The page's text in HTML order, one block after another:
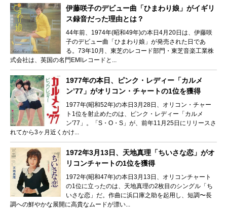
伊藤咲子のデビュー曲「ひまわり娘」がイギリ
ス録音だった理由とは？
44年前、1974年(昭和49年)の本日4月20日は、伊藤咲
子のデビュー曲「ひまわり娘」が発売された日であ
る。73年10月、東芝のレコード部門・東芝音楽工業株
式会社は、英国の名門EMIレコードと...
1977年の本日、ピンク・レディー「カルメ
ン’77」がオリコン・チャートの1位を獲得
1977年(昭和52年)の本日3月28日、オリコン・チャー
ト1位を射止めたのは、ピンク・レディー「カルメ
ン'77」。「S・O・S」が、前年11月25日にリリースさ
れてから3ヶ月近くかけ...
1972年3月13日、天地真理「ちいさな恋」がオ
リコンチャートの1位を獲得
1972年(昭和47年)の本日3月13日、オリコンチャート
の1位に立ったのは、天地真理の2枚目のシングル「ち
いさな恋」だ。作曲に浜口庫之助を起用し、短調〜長
調への鮮やかな展開に高貴なムードが漂い...